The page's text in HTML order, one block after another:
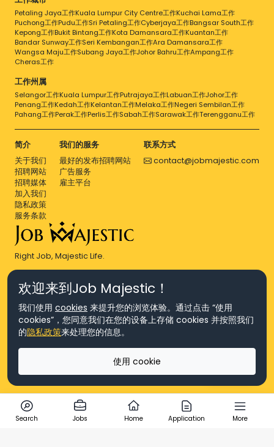
Petaling Jaya工作Kuala Lumpur City Centre工作Kuchai Lama工作
Puchong工作Pudu工作Sri Petaling工作Cyberjaya工作Bangsar South工作
Kepong工作Bukit Bintang工作Kota Damansara工作Kuantan工作
Bandar Sunway工作Seri Kembangan工作Ara Damansara工作
Wangsa Maju工作Subang Jaya工作Johor Bahru工作Ampang工作
Cheras工作
工作州属
Selangor工作Kuala Lumpur工作Putrajaya工作Labuan工作Johor工作
Penang工作Kedah工作Kelantan工作Melaka工作Negeri Sembilan工作
Pahang工作Perak工作Perlis工作Sabah工作Sarawak工作Terengganu工作
简介
关于我们
招聘网站
招聘媒体
加入我们
隐私政策
服务条款
我们的服务
最好的发布招聘网站
广告服务
雇主平台
联系方式
contact@jobmajestic.com
Right Job, Majestic Life.
© Copyright 2026 Agensi Pekerjaan JEV Management Sdn. Bhd.,
registered in Malaysia (Company No: 201701016948 (1231113-U), EA
(Company No: 201701037852 (1252023-X))
版权所有
Search Jobs Home Application More
欢迎来到Job Majestic！
我们使用 cookies 来提升您的浏览体验。通过点击 “使用
cookies”，您同意我们在您的设备上存储 cookies 并按照我们
的隐私政策来处理您的信息。
使用 cookie